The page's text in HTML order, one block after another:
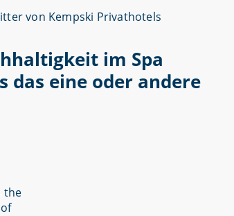
im Spa
das eine oder andere
the